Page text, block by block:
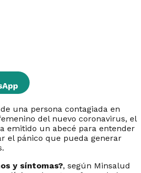
una persona contagiada en
del nuevo coronavirus, el
emitido un abecé para entender
el pánico que pueda generar
y síntomas?, según Minsalud